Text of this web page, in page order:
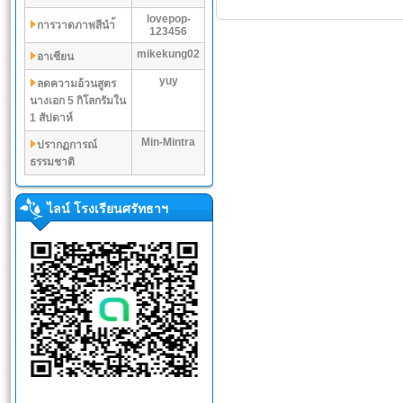
การวาดภาพสีนำ้
lovepop-
123456
อาเซียน
mikekung02
ลดความอ้วนสูตร
นางเอก 5 กิโลกรัมใน
1 สัปดาห์
yuy
ปรากฏการณ์
ธรรมชาติ
Min-Mintra
ไลน์ โรงเรียนศรัทธาฯ